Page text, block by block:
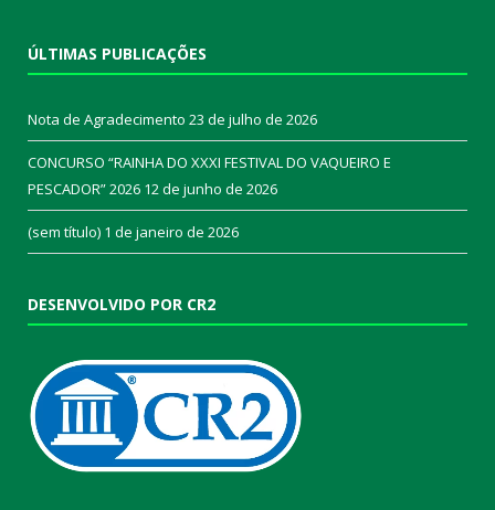
ÚLTIMAS PUBLICAÇÕES
Nota de Agradecimento 23 de julho de 2026
CONCURSO “RAINHA DO XXXI FESTIVAL DO VAQUEIRO E
PESCADOR” 2026 12 de junho de 2026
(sem título) 1 de janeiro de 2026
DESENVOLVIDO POR CR2